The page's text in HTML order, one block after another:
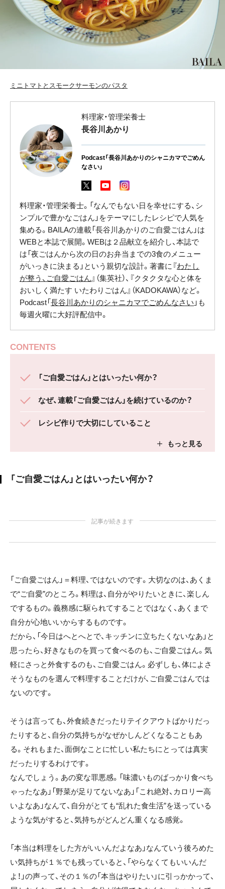
ミニトマトとスモークサーモンのパスタ
料理家・管理栄養士
長谷川あかり
Podcast「長谷川あかりのシャニカマでごめん
なさい」
料理家・管理栄養士。「なんでもない日を幸せにする、シ
ンプルで豊かなごはん」をテーマにしたレシピで人気を
集める。BAILAの連載「長谷川あかりのご自愛ごはん」は
WEBと本誌で展開。WEBは２品献立を紹介し、本誌で
は「夜ごはんから次の日のお弁当までの3食のメニュー
がいっきに決まる」という親切な設計。著書に『わたし
が整う、ご自愛ごはん 』（集英社）、『クタクタな心と体を
おいしく満たす いたわりごはん』（KADOKAWA）など。
Podcast「長谷川あかりのシャニカマでごめんなさい 」も
毎週火曜に大好評配信中。
CONTENTS
「ご自愛ごはん」とはいったい何か？
なぜ、連載「ご自愛ごはん」を続けているのか？
レシピ作りで大切にしていること
「ご自愛ごはん」とはいったい何か？
記事が続きます
「ご自愛ごはん」＝料理、ではないのです。大切なのは、あくま
で“ご自愛”のところ。料理は、自分がやりたいときに、楽しん
でするもの。義務感に駆られてすることではなく、あくまで
自分が心地いいからするものです。
だから、「今日はへとへとで、キッチンに立ちたくないなあ」と
思ったら、好きなものを買って食べるのも、ご自愛ごはん。気
軽にさっと外食するのも、ご自愛ごはん。必ずしも、体によさ
そうなものを選んで料理することだけが、ご自愛ごはんでは
ないのです。
そうは言っても、外食続きだったりテイクアウトばかりだっ
たりすると、自分の気持ちがなぜかしんどくなることもあ
る。それもまた、面倒なことに忙しい私たちにとっては真実
だったりするわけです。
なんでしょう。あの変な罪悪感。「味濃いものばっかり食べち
ゃったなあ」「野菜が足りてないなあ」「これ絶対、カロリー高
いよなあ」なんて、自分がとても“乱れた食生活”を送っている
ような気がすると、気持ちがどんどん重くなる感覚。
「本当は料理をした方がいいんだよなあ」なんていう後ろめた
い気持ちが１％でも残っていると、「やらなくてもいいんだ
よ！」の声って、その１％の「本当はやりたい」に引っかかって、